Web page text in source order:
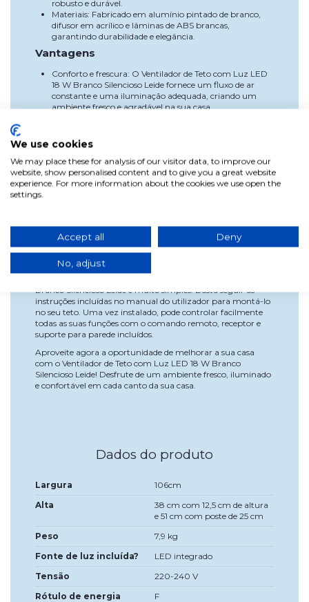
robusto e durável.
Materiais: Fabricado em alumínio pintado de branco,
difusor em acrílico e lâminas de ABS brancas,
garantindo durabilidade e elegância.
Vantagens
Conforto e frescura: O Ventilador de Teto com Luz LED
18 W Branco Silencioso Leide fornece um fluxo de ar
constante e uma iluminação adequada, criando um
ambiente fresco e agradável na sua casa.
forma silenciosa, permitindo-lhe desfrutar de um
ambiente tranquilo e relaxante em qualquer
momento.
Porque escolher-nos?
A nossa marca destaca-se por oferecer produtos de alta
Branco Silencioso Leide, obtém um produto que supera as
suas expectativas em termos de desempenho, durabilidade e
conforto.
Uso e instalação
Branco Silencioso Leide é muito simples. Basta seguir as
instruções incluídas no manual do utilizador para montá-lo
no seu teto. Uma vez instalado, pode controlar facilmente
todas as suas funções com o comando remoto, receptor e
suporte para parede incluídos.
Aproveite agora a oportunidade de melhorar a sua casa
com o Ventilador de Teto com Luz LED 18 W Branco
Silencioso Leide! Desfrute de um ambiente fresco, iluminado
e confortável em cada canto da sua casa.
Dados do produto
Largura
106cm
Alta
38 cm com 12,5 cm de altura
e 51 cm com poste de 25 cm
Peso
7,9 kg
Fonte de luz incluída?
LED integrado
Tensão
220-240 V
Rótulo de energia
F
We use cookies
We may place these for analysis of our visitor data, to improve our
website, show personalised content and to give you a great website
experience. For more information about the cookies we use open the
settings.
Accept all Deny
No, adjust